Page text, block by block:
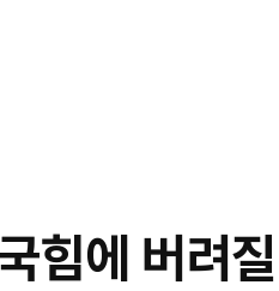
힘에 버려